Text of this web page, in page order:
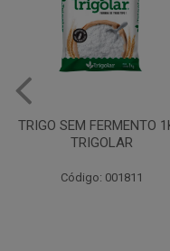
LEITE CONDENSADO
SEMIDESNATADO TIROL
Código: 046325